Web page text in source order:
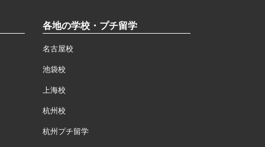
各地の学校・プチ留学
名古屋校
池袋校
上海校
杭州校
杭州プチ留学